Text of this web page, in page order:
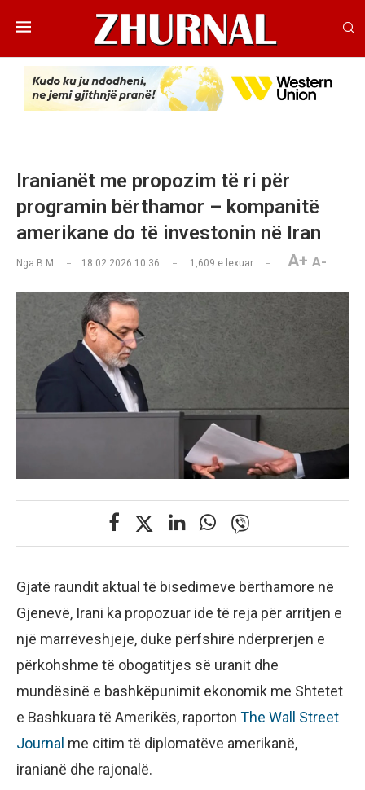
Iranianët me propozim të ri për
programin bërthamor – kompanitë
amerikane do të investonin në Iran
Nga B.M 18.02.2026 10:36 1,609 e lexuar A+ A-
Gjatë raundit aktual të bisedimeve bërthamore në
Gjenevë, Irani ka propozuar ide të reja për arritjen e
një marrëveshjeje, duke përfshirë ndërprerjen e
përkohshme të obogatitjes së uranit dhe
mundësinë e bashkëpunimit ekonomik me Shtetet
e Bashkuara të Amerikës, raporton The Wall Street
Journal me citim të diplomatëve amerikanë,
iranianë dhe rajonalë.